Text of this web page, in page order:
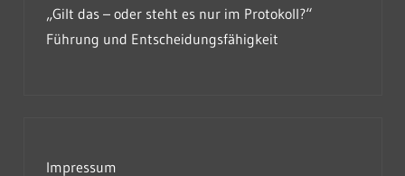
„Gilt das – oder steht es nur im Protokoll?“
Führung und Entscheidungsfähigkeit
Impressum